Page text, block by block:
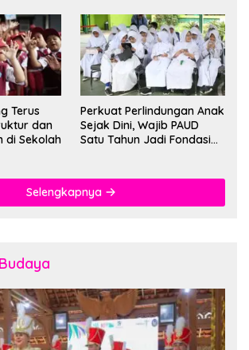
Terus
dan
di Sekolah
Perkuat Perlindungan Anak
Sejak Dini, Wajib PAUD
Satu Tahun Jadi Fondasi
Selengkapnya